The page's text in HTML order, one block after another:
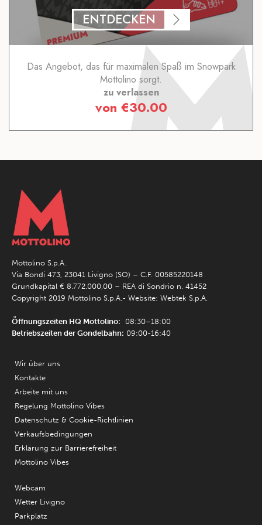
ENTDECKEN
Das Angebot, das für maximalen Spaß im Snowpark
Mottolino sorgt.
zu verlassen
von €30.00
Mottolino S.p.A.
Via Bondi 473, 23041 Livigno (SO) – C.F. 00585220148
Grundkapital € 8.772.000,00 – REA di Sondrio n. 41452
Copyright 2019 Mottolino S.p.A.- Website: Webtek S.p.A.
Öffnungszeiten HQ Mottolino: 08:30–18:00
Betriebszeiten der Gondelbahn: 09:00-16:40
Wir über uns
Kontakte
Arbeite mit uns
Regelung Mottolino Vibes
Datenschutz & Cookie-Richtlinien
Verkaufsbedingungen
Erklärung zur Barrierefreiheit
Mottolino Vibes
Webcam
Wetter Livigno
Parkplatz